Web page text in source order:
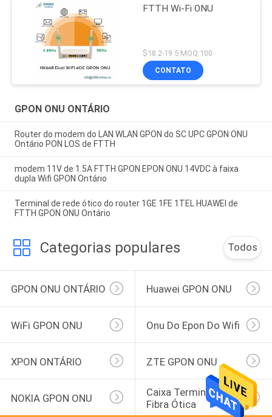
FTTH Wi-Fi ONU
$18.2-19.5 MOQ:100
CONTATO
GPON ONU ONTÁRIO
Router do modem do LAN WLAN GPON do SC UPC GPON ONU
Ontário PON LOS de FTTH
modem 11V de 1.5A FTTH GPON EPON ONU 14VDC à faixa
dupla Wifi GPON Ontário
Terminal de rede ótico do router 1GE 1FE 1TEL HUAWEI de
FTTH GPON ONU Ontário
Categorias populares Todos
GPON ONU ONTÁRIO Huawei GPON ONU
WiFi GPON ONU Onu Do Epon Do Wifi
XPON ONTÁRIO ZTE GPON ONU
NOKIA GPON ONU
Caixa Terminal Da
Fibra Ótica